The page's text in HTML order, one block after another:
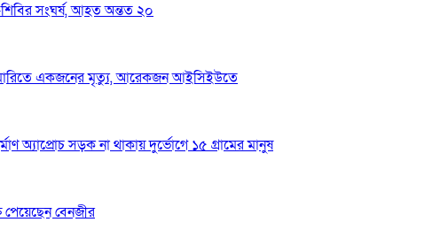
শিবির সংঘর্ষ, আহত অন্তত ২০
একজনের মৃত্যু, আরেকজন আইসিইউতে
অ্যাপ্রোচ সড়ক না থাকায় দুর্ভোগে ১৫ গ্রামের মানুষ
পেয়েছেন বেনজীর